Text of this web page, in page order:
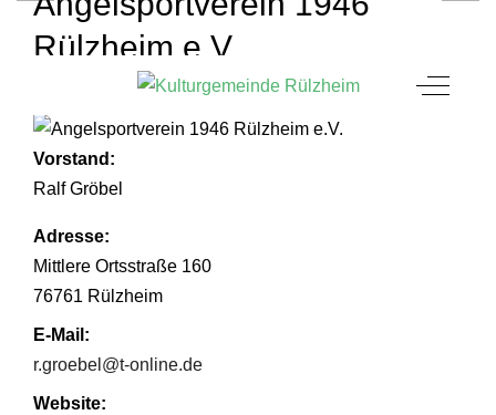
Mobile Menu Toggle Off-
Rülzheim e.V.
Vorstand:
Ralf Gröbel
Adresse:
Mittlere Ortsstraße 160
76761 Rülzheim
E-Mail:
r.groebel@t-online.de
Website: